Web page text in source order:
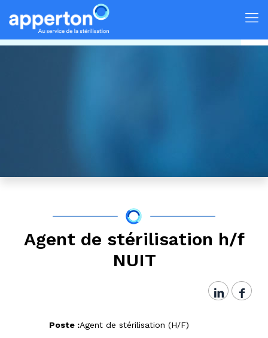
Agent de stérilisation h/f
NUIT
Poste :Agent de stérilisation (H/F)